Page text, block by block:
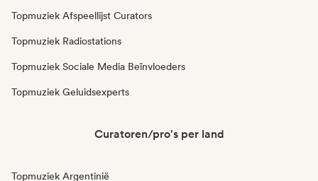
Topmuziek Afspeellijst Curators
Topmuziek Radiostations
Topmuziek Sociale Media Beïnvloeders
Topmuziek Geluidsexperts
Curatoren/pro's per land
Topmuziek Argentinië